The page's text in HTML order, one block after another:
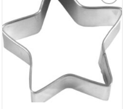
Wunschzettel
hinzufügen